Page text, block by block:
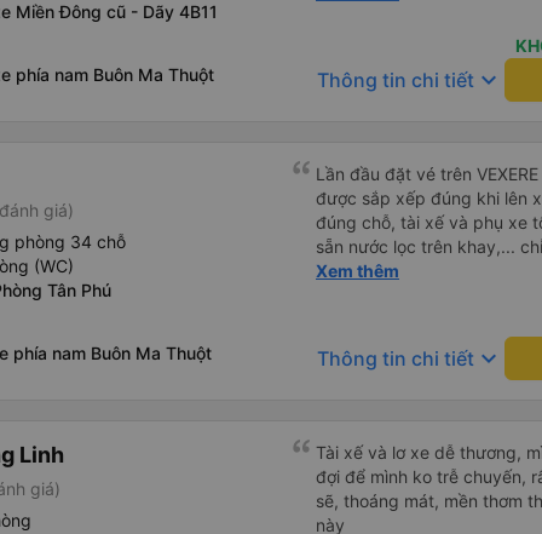
Miền Đông cũ - Dãy 4B11
phía nam Buôn Ma Thuột
căng thẳng. Sự chuyên
chung, đó là trải nghiệm
đình. Chúng tôi rất vui và
thứ đều diễn ra suôn sẻ!
Thông tin chi tiết keyboard_arrow_down
giá)
phòng 34 chỗ
(WC)
Tân Phú
phía nam Buôn Ma Thuột
Lần đầu đặt vé trên
được sắp xếp đúng khi lên
đúng chỗ, tài xế và phụ xe
sẵn nước lọc trên khay,...
thôi. Nhưng vậy cũng quá ổn
Xem thêm
Thông tin chi tiết keyboard_arrow_down
Linh
giá)
Tài xế và lơ xe dễ thương,
đợi để mình ko trễ chuyến,
sẽ, thoáng mát, mền thơm
này